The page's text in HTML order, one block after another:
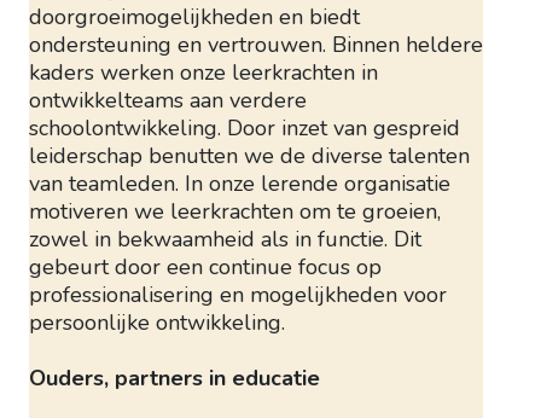
doorgroeimogelijkheden en biedt
ondersteuning en vertrouwen. Binnen heldere
kaders werken onze leerkrachten in
ontwikkelteams aan verdere
schoolontwikkeling. Door inzet van gespreid
leiderschap benutten we de diverse talenten
van teamleden. In onze lerende organisatie
motiveren we leerkrachten om te groeien,
zowel in bekwaamheid als in functie. Dit
gebeurt door een continue focus op
professionalisering en mogelijkheden voor
persoonlijke ontwikkeling.
Ouders, partners in educatie